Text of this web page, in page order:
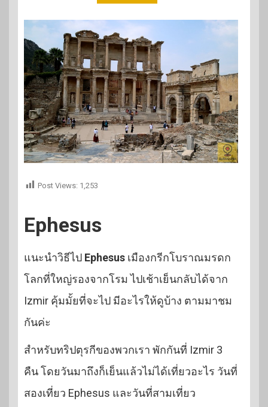
Post Views: 1,253
Ephesus
แนะนำวิธีไป Ephesus เมืองกรีกโบราณมรดก
โลกที่ใหญ่รองจากโรม ไปเช้าเย็นกลับได้จาก
Izmir คุ้มมั้ยที่จะไป มีอะไรให้ดูบ้าง ตามมาชม
กันค่ะ
สำหรับทริปตุรกีของพวกเรา พักกันที่ Izmir 3
คืน โดยวันมาถึงก็เย็นแล้วไม่ได้เที่ยวอะไร วันที่
สองเที่ยว Ephesus และวันที่สามเที่ยว